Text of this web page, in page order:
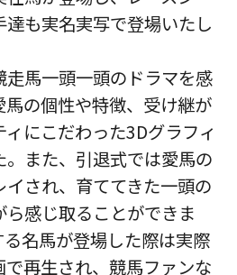
達も実名実写で登場いたし
馬一頭一頭のドラマを感
馬の個性や特徴、受け継が
にこだわった3Dグラフィ
。また、引退式では愛馬の
され、育ててきた一頭の
ら感じ取ることができま
名馬が登場した際は実際
再生され、競馬ファンな